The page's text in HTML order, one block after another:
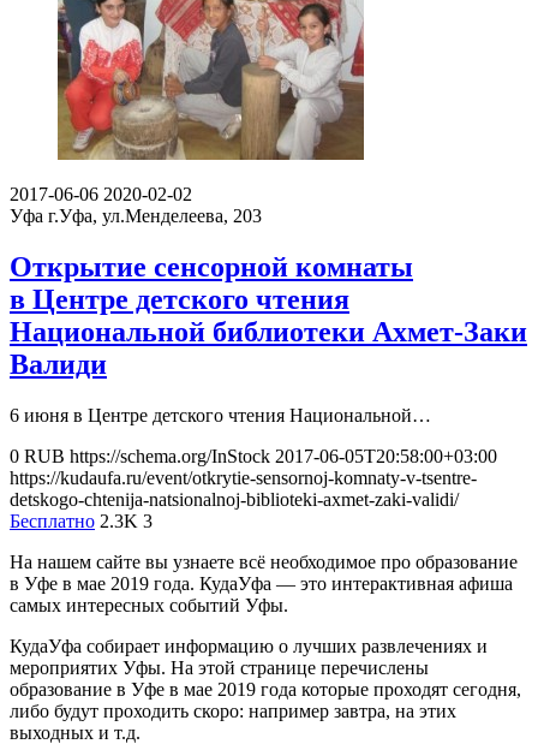
2017-06-06 2020-02-02
Уфа г.Уфа, ул.Менделеева, 203
Открытие сенсорной комнаты
в Центре детского чтения
Национальной библиотеки Ахмет-Заки
Валиди
6 июня в Центре детского чтения Национальной…
0 RUB https://schema.org/InStock 2017-06-05T20:58:00+03:00
https://kudaufa.ru/event/otkrytie-sensornoj-komnaty-v-tsentre-
detskogo-chtenija-natsionalnoj-biblioteki-axmet-zaki-validi/
Бесплатно 2.3K 3
На нашем сайте вы узнаете всё необходимое про образование
в Уфе в мае 2019 года. КудаУфа — это интерактивная афиша
самых интересных событий Уфы.
КудаУфа собирает информацию о лучших развлечениях и
мероприятих Уфы. На этой странице перечислены
образование в Уфе в мае 2019 года которые проходят сегодня,
либо будут проходить скоро: например завтра, на этих
выходных и т.д.